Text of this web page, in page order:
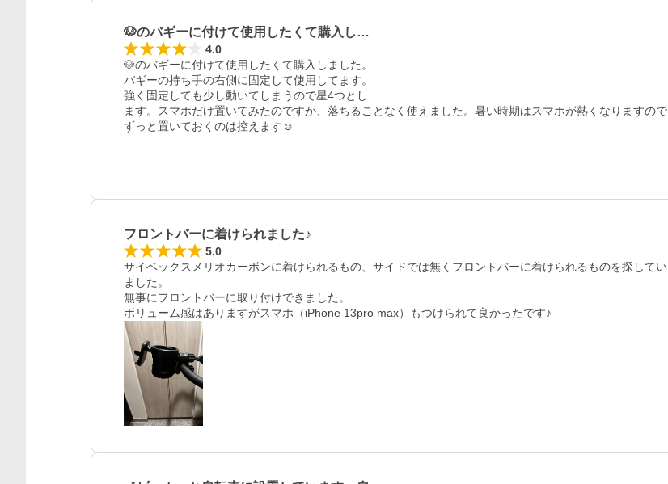
🐶のバギーに付けて使用したくて購入し…
4.0
🐶のバギーに付けて使用したくて購入しました。
バギーの持ち手の右側に固定して使用してます。
強く固定しても少し動いてしまうので星4つとし
ます。スマホだけ置いてみたのですが、落ちることなく使えました。暑い時期はスマホが熱くなりますので
ずっと置いておくのは控えます☺️
フロントバーに着けられました♪
5.0
サイベックスメリオカーボンに着けられるもの、サイドでは無くフロントバーに着けられるものを探してい
ました。
無事にフロントバーに取り付けできました。
ボリューム感はありますがスマホ（iPhone 13pro max）もつけられて良かったです♪